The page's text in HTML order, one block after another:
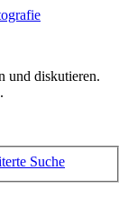
und diskutieren.
Suche